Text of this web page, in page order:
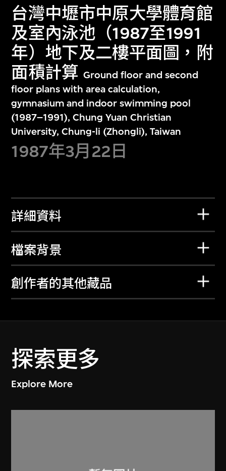
台灣中壢市中原大學體育館
及室內泳池（1987至1991
年）地下及二樓平面圖，附
面積計算 Ground floor and second
floor plans with area calculation,
gymnasium and indoor swimming pool
(1987–1991), Chung Yuan Christian
University, Chung-li (Zhongli), Taiwan
1987年3月22日
詳細資料
檔案背景
創作者的其他藏品
探索更多
Explore More